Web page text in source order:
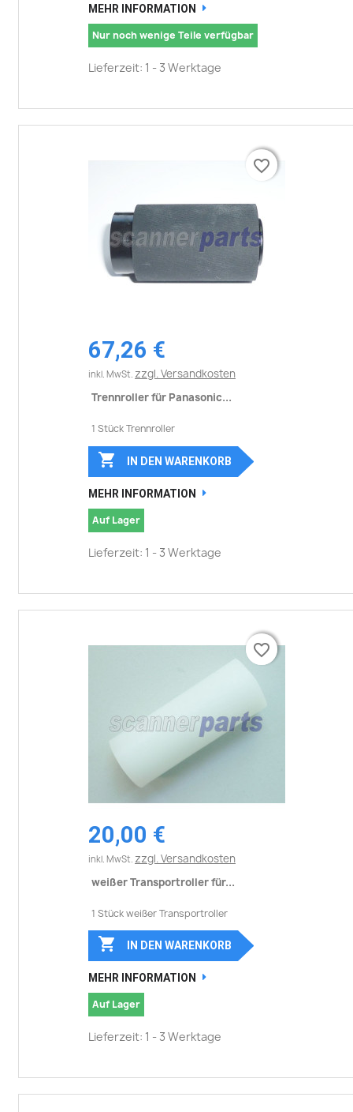
MEHR INFORMATION
Nur noch wenige Teile verfügbar
Lieferzeit: 1 - 3 Werktage
67,26 €
inkl. MwSt. zzgl. Versandkosten
Trennroller für Panasonic...
1 Stück Trennroller
favorite_border
 IN DEN WARENKORB
MEHR INFORMATION
Auf Lager
Lieferzeit: 1 - 3 Werktage
favorite_border
20,00 €
inkl. MwSt. zzgl. Versandkosten
weißer Transportroller für...
1 Stück weißer Transportroller
favorite_border
 IN DEN WARENKORB
MEHR INFORMATION
Auf Lager
Lieferzeit: 1 - 3 Werktage
favorite_border